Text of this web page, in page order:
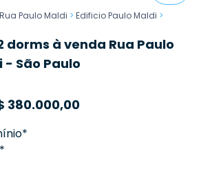
Rua Paulo Maldi > Edificio Paulo Maldi >
à venda Rua Paulo
- São Paulo
380.000,00